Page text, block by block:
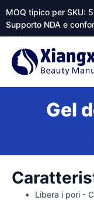
MOQ tipico per SKU:
Supporto NDA e
Gel
Libera i pori -